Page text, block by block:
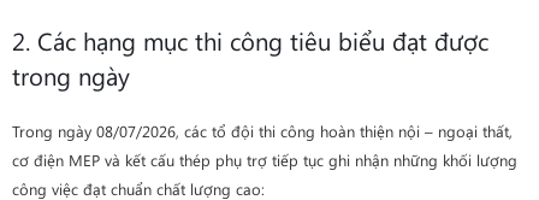
2. Các hạng mục thi công tiêu biểu đạt được
trong ngày
Trong ngày 08/07/2026, các tổ đội thi công hoàn thiện nội – ngoại thất,
cơ điện MEP và kết cấu thép phụ trợ tiếp tục ghi nhận những khối lượng
công việc đạt chuẩn chất lượng cao: